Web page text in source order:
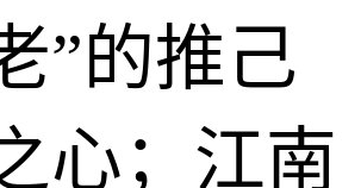
”的推己
心；江南